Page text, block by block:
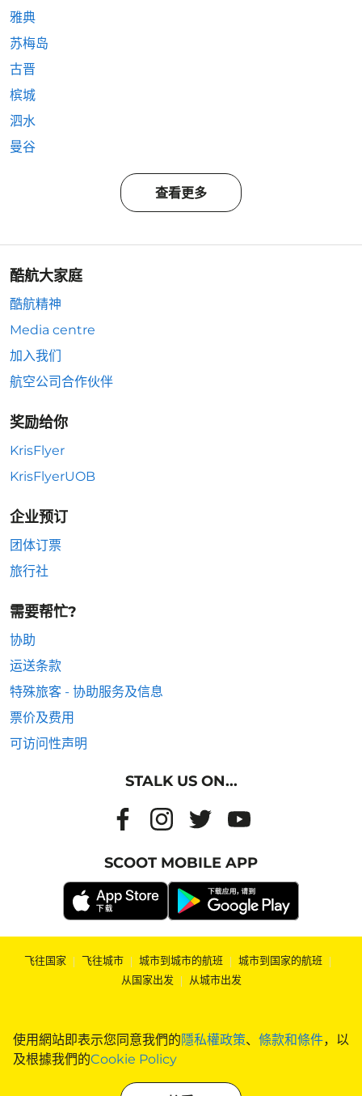
使用網站即表示您同意我們的隱私權政策、 條款和條件，以
及根據我們的Cookie Policy
雅典
苏梅岛
古晋
槟城
泗水
曼谷
查看更多
酷航大家庭
酷航精神
Media centre
加入我们
航空公司合作伙伴
奖励给你
KrisFlyer
KrisFlyerUOB
企业预订
团体订票
旅行社
需要帮忙?
协助
运送条款
特殊旅客 - 协助服务及信息
票价及费用
可访问性声明
STALK US ON...
SCOOT MOBILE APP
飞往国家 | 飞往城市 | 城市到城市的航班 | 城市到国家的航班 |
从国家出发 | 从城市出发